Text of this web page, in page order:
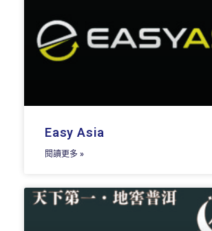
Easy Asia
閱讀更多 »